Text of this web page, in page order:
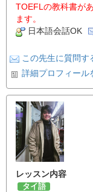
TOEFLの教科書が
ます。
日本語会話OK
この先生に質問す
詳細プロフィール
レッスン内容
タイ語